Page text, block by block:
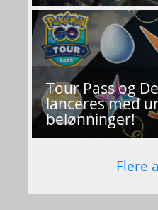
Tour Pass og
lanceres med
belønninger!
Flere